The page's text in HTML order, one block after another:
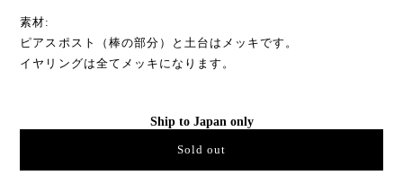
ピアスポスト（棒の部分）と土台はメッキです。
イヤリングは全てメッキになります。
Sold out